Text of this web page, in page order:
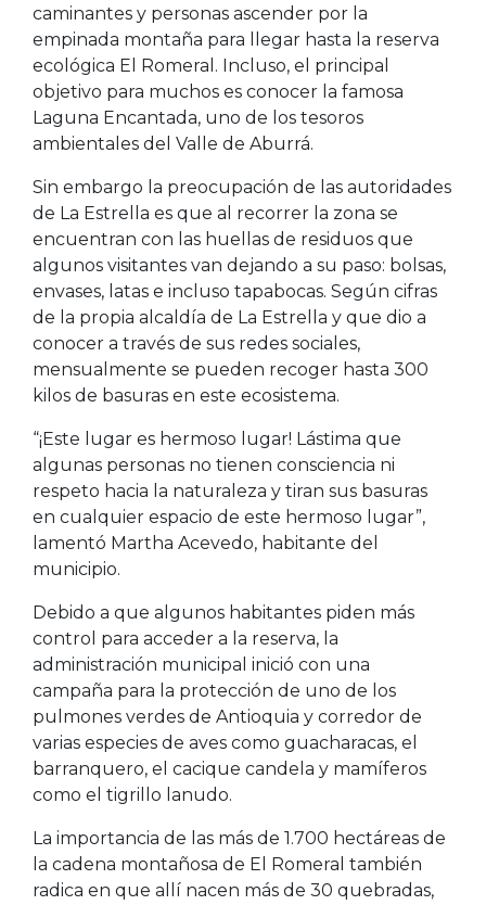
caminantes y personas ascender por la
empinada montaña para llegar hasta la reserva
ecológica El Romeral. Incluso, el principal
objetivo para muchos es conocer la famosa
Laguna Encantada, uno de los tesoros
ambientales del Valle de Aburrá.
Sin embargo la preocupación de las autoridades
de La Estrella es que al recorrer la zona se
encuentran con las huellas de residuos que
algunos visitantes van dejando a su paso: bolsas,
envases, latas e incluso tapabocas. Según cifras
de la propia alcaldía de La Estrella y que dio a
conocer a través de sus redes sociales,
mensualmente se pueden recoger hasta 300
kilos de basuras en este ecosistema.
“¡Este lugar es hermoso lugar! Lástima que
algunas personas no tienen consciencia ni
respeto hacia la naturaleza y tiran sus basuras
en cualquier espacio de este hermoso lugar”,
lamentó Martha Acevedo, habitante del
municipio.
Debido a que algunos habitantes piden más
control para acceder a la reserva, la
administración municipal inició con una
campaña para la protección de uno de los
pulmones verdes de Antioquia y corredor de
varias especies de aves como guacharacas, el
barranquero, el cacique candela y mamíferos
como el tigrillo lanudo.
La importancia de las más de 1.700 hectáreas de
la cadena montañosa de El Romeral también
radica en que allí nacen más de 30 quebradas,